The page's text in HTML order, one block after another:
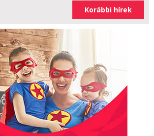
Korábbi hírek